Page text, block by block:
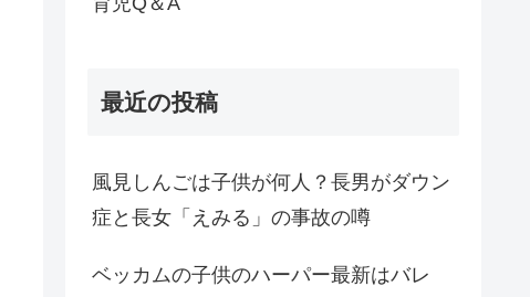
最近の投稿
風見しんごは子供が何人？長男がダウン
症と長女「えみる」の事故の噂
ベッカムの子供のハーパー最新はバレ